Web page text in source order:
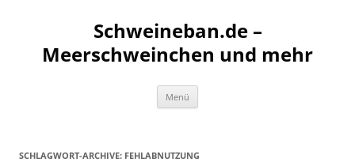
Schweineban.de –
Meerschweinchen und mehr
Menü
SCHLAGWORT-ARCHIVE: FEHLABNUTZUNG